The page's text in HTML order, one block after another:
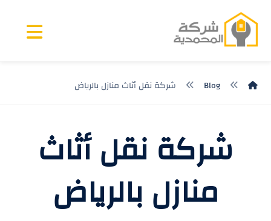
Blog شركة نقل أثاث منازل بالرياض
شركة نقل أثاث
منازل بالرياض